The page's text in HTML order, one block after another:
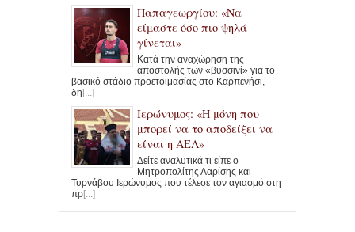
Παπαγεωργίου: «Να
είμαστε όσο πιο ψηλά
γίνεται»
Κατά την αναχώρηση της
αποστολής των «βυσσινί» για το
βασικό στάδιο προετοιμασίας στο Καρπενήσι,
δη[...]
Ιερώνυμος: «Η μόνη που
μπορεί να το αποδείξει να
είναι η ΑΕΛ»
Δείτε αναλυτικά τι είπε ο
Μητροπολίτης Λαρίσης και
Τυρνάβου Ιερώνυμος που τέλεσε τον αγιασμό στη
πρ[...]